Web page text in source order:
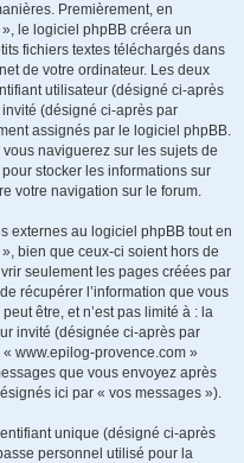
Premièrement, en
le logiciel phpBB créera un
fichiers textes téléchargés dans
de votre ordinateur. Les deux
utilisateur (désigné ci-après
(désigné ci-après par
assignés par le logiciel phpBB.
naviguerez sur les sujets de
stocker les informations sur
votre navigation sur le forum.
externes au logiciel phpBB tout en
bien que ceux-ci soient hors de
seulement les pages créées par
récupérer l’information que vous
être, et n’est pas limité à : la
invité (désignée ci-après par
www.epilog-provence.com »
que vous envoyez après
ici par « vos messages »).
unique (désigné ci-après
personnel utilisé pour la